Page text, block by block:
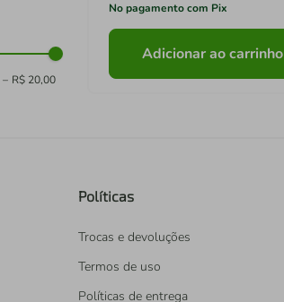
– R$ 20,00
No pagamento com Pix
Adicionar ao carrinho
Políticas
Trocas e devoluções
Termos de uso
Políticas de entrega